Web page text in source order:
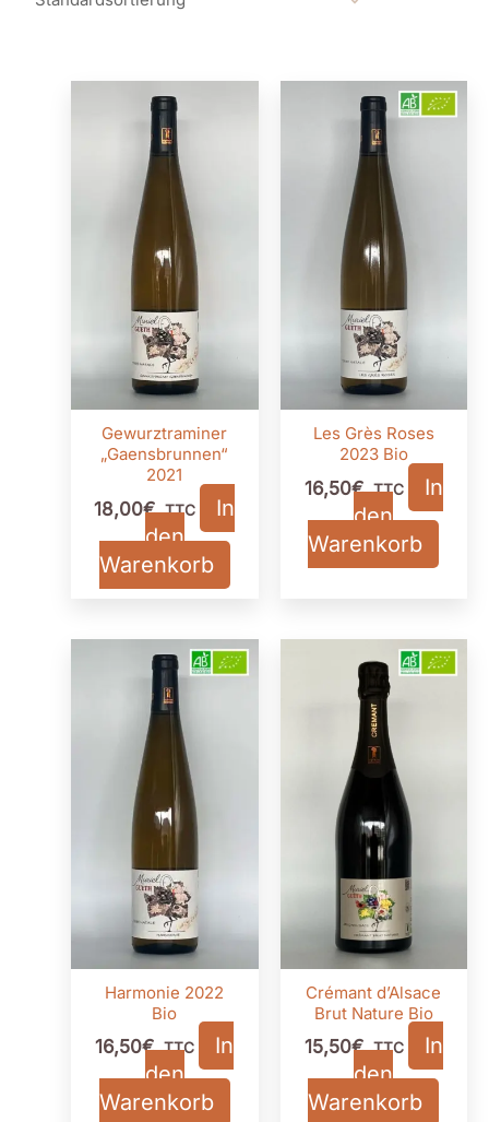
Gewurztraminer
„Gaensbrunnen“
2021
18,00€ TTC
In
den
Warenkorb
Les Grès Roses
2023 Bio
16,50€ TTC
In
den
Warenkorb
Harmonie 2022
Bio
16,50€ TTC
In
den
Warenkorb
Crémant d’Alsace
Brut Nature Bio
15,50€ TTC
In
den
Warenkorb